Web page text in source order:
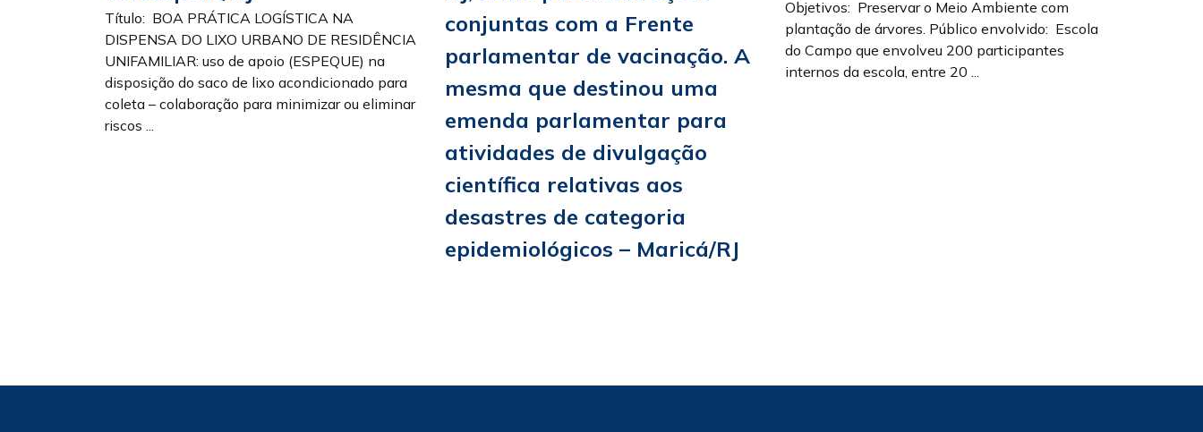
Título: BOA PRÁTICA LOGÍSTICA NA
DISPENSA DO LIXO URBANO DE RESIDÊNCIA
UNIFAMILIAR: uso de apoio (ESPEQUE) na
disposição do saco de lixo acondicionado para
coleta – colaboração para minimizar ou eliminar
riscos ...
conjuntas com a Frente
parlamentar de vacinação. A
mesma que destinou uma
emenda parlamentar para
atividades de divulgação
científica relativas aos
desastres de categoria
epidemiológicos – Maricá/RJ
Objetivos: Preservar o Meio Ambiente com
plantação de árvores. Público envolvido: Escola
do Campo que envolveu 200 participantes
internos da escola, entre 20 ...